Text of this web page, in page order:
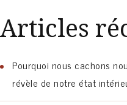
Articles
Pourquoi nous cachons
révèle de notre état